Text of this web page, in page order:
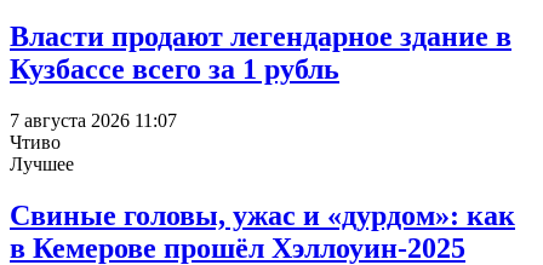
Власти продают легендарное здание в
Кузбассе всего за 1 рубль
7 августа 2026 11:07
Чтиво
Лучшее
Свиные головы, ужас и «дурдом»: как
в Кемерове прошёл Хэллоуин-2025